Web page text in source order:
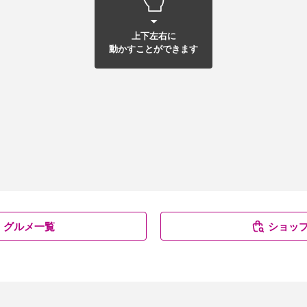
上下左右に
動かすことができます
グルメ一覧 ショッ